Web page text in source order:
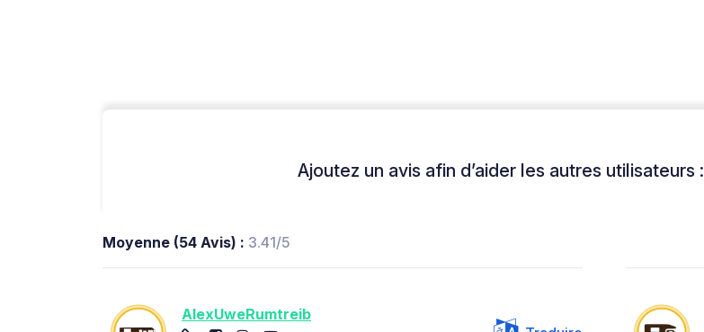
Ajoutez un avis afin d’aider les autres utilisateurs :
Moyenne (54 Avis) : 3.41/5
AlexUweRumtreib